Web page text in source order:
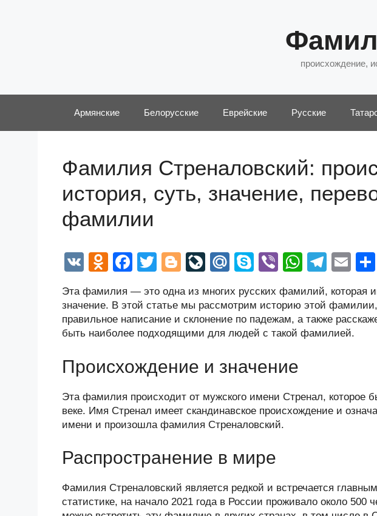
происхождение,
Армянские Белорусские Еврейские Русские
Фамилия Стреналовский:
история, суть, значение,
фамилии
V
O
n
o
kl
a
ss
ni
ki
F
c
e
b
o
o
k
T
tt
er
Bl
g
g
er
Li
e
J
o
ur
n
al
M
.R
u
S
p
e
Vi
er
W
at
s
A
T
e
gr
a
E
ail
Эта фамилия — это одна из многих русских фамилий, которая
значение. В этой статье мы рассмотрим историю этой
правильное написание и склонение по падежам, а также
быть наиболее подходящими для людей с такой фамилией.
Происхождение и значение
Эта фамилия происходит от мужского имени Стренал, которое
веке. Имя Стренал имеет скандинавское происхождение и
имени и произошла фамилия Стреналовский.
Распространение в мире
Фамилия Стреналовский является редкой и встречается
статистике, на начало 2021 года в России проживало около 500